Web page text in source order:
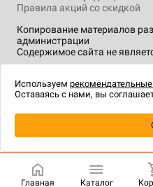
Копирование материалов
администрации
Содержимое сайта не
Правила акций со скидкой
технологии.
Главная Каталог
Используем рекомендательные
Оставаясь с нами, вы